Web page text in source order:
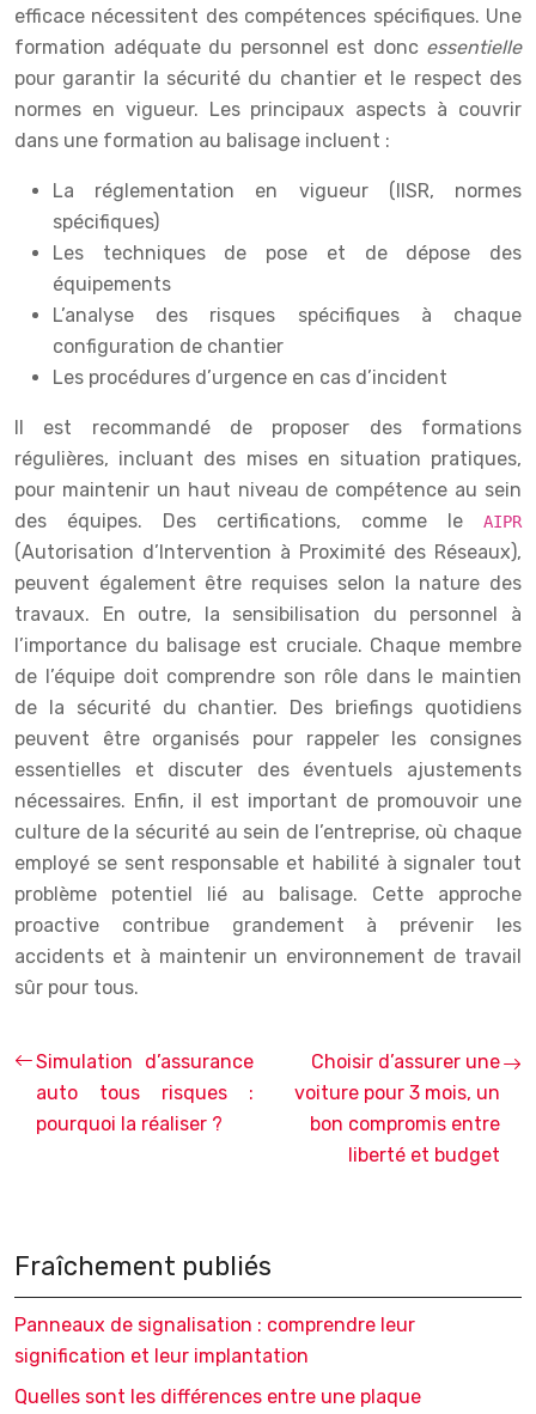
efficace nécessitent des compétences spécifiques. Une
formation adéquate du personnel est donc essentielle
pour garantir la sécurité du chantier et le respect des
normes en vigueur. Les principaux aspects à couvrir
dans une formation au balisage incluent :
La réglementation en vigueur (IISR, normes
spécifiques)
Les techniques de pose et de dépose des
équipements
L’analyse des risques spécifiques à chaque
configuration de chantier
Les procédures d’urgence en cas d’incident
Il est recommandé de proposer des formations
régulières, incluant des mises en situation pratiques,
pour maintenir un haut niveau de compétence au sein
des équipes. Des certifications, comme le AIPR
(Autorisation d’Intervention à Proximité des Réseaux),
peuvent également être requises selon la nature des
travaux. En outre, la sensibilisation du personnel à
l’importance du balisage est cruciale. Chaque membre
de l’équipe doit comprendre son rôle dans le maintien
de la sécurité du chantier. Des briefings quotidiens
peuvent être organisés pour rappeler les consignes
essentielles et discuter des éventuels ajustements
nécessaires. Enfin, il est important de promouvoir une
culture de la sécurité au sein de l’entreprise, où chaque
employé se sent responsable et habilité à signaler tout
problème potentiel lié au balisage. Cette approche
proactive contribue grandement à prévenir les
accidents et à maintenir un environnement de travail
sûr pour tous.
Simulation d’assurance
auto tous risques :
pourquoi la réaliser ?
Choisir d’assurer une
voiture pour 3 mois, un
bon compromis entre
liberté et budget
Fraîchement publiés
Panneaux de signalisation : comprendre leur
signification et leur implantation
Quelles sont les différences entre une plaque